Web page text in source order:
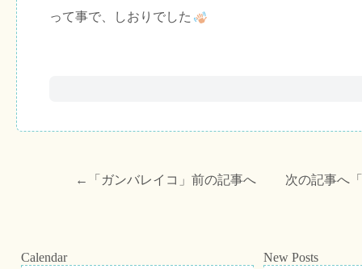
って事で、しおりでした
←「 ガンバレイコ 」前の記事へ 次の記事へ「
Calendar New Posts